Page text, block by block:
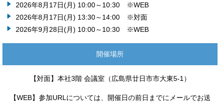
2026年8月17日(月) 10:00～10:30 ※WEB
2026年8月17日(月) 13:30～14:00 ※対面
2026年9月28日(月) 10:00～10:30 ※WEB
開催場所
【対面】本社3階 会議室（広島県廿日市市大東5-1）
【WEB】参加URLについては、開催日の前日までにメールでお送